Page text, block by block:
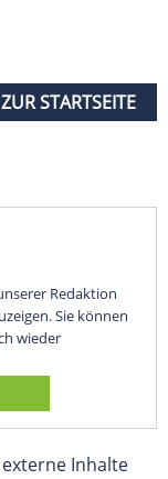
STARTSEITE
Redaktion
Sie können
wieder
Inhalte